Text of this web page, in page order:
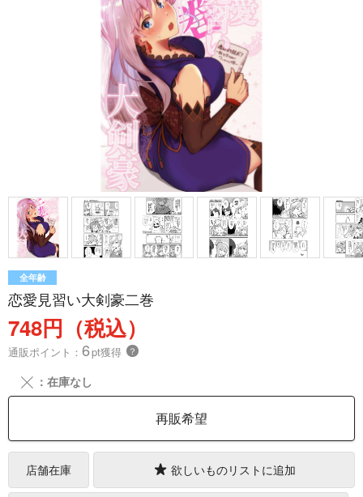
全年齢
恋愛見習い大剣豪二巻
748円（税込）
通販ポイント： 6pt獲得 ？
╳ ：在庫なし
再販希望
店舗在庫 欲しいものリストに追加